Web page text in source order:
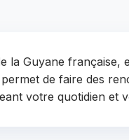
la Guyane
de faire des
votre quotidien et